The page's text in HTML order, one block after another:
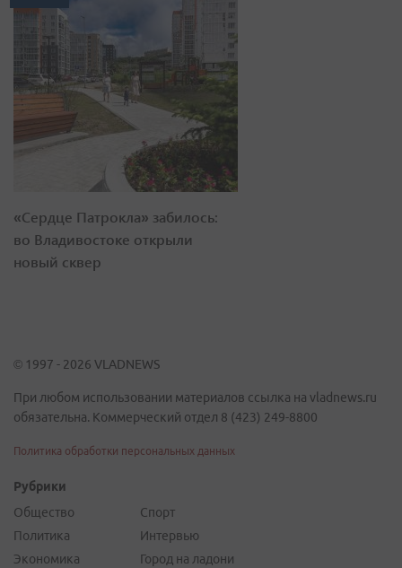
«Сердце Патрокла» забилось:
во Владивостоке открыли
новый сквер
© 1997 - 2026 VLADNEWS
При любом использовании материалов ссылка на vladnews.ru
обязательна. Коммерческий отдел 8 (423) 249-8800
Политика обработки персональных данных
Рубрики
Общество
Политика
Экономика
Спорт
Интервью
Город на ладони